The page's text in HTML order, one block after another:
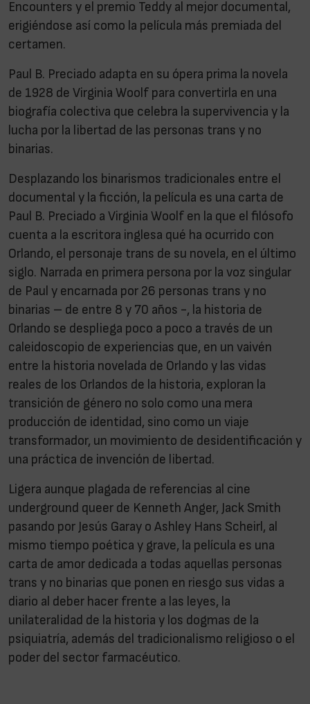
Encounters y el premio Teddy al mejor documental,
erigiéndose así como la película más premiada del
certamen.
Paul B. Preciado adapta en su ópera prima la novela
de 1928 de Virginia Woolf para convertirla en una
biografía colectiva que celebra la supervivencia y la
lucha por la libertad de las personas trans y no
binarias.
Desplazando los binarismos tradicionales entre el
documental y la ficción, la película es una carta de
Paul B. Preciado a Virginia Woolf en la que el filósofo
cuenta a la escritora inglesa qué ha ocurrido con
Orlando, el personaje trans de su novela, en el último
siglo. Narrada en primera persona por la voz singular
de Paul y encarnada por 26 personas trans y no
binarias – de entre 8 y 70 años -, la historia de
Orlando se despliega poco a poco a través de un
caleidoscopio de experiencias que, en un vaivén
entre la historia novelada de Orlando y las vidas
reales de los Orlandos de la historia, exploran la
transición de género no solo como una mera
producción de identidad, sino como un viaje
transformador, un movimiento de desidentificación y
una práctica de invención de libertad.
Ligera aunque plagada de referencias al cine
underground queer de Kenneth Anger, Jack Smith
pasando por Jesús Garay o Ashley Hans Scheirl, al
mismo tiempo poética y grave, la película es una
carta de amor dedicada a todas aquellas personas
trans y no binarias que ponen en riesgo sus vidas a
diario al deber hacer frente a las leyes, la
unilateralidad de la historia y los dogmas de la
psiquiatría, además del tradicionalismo religioso o el
poder del sector farmacéutico.